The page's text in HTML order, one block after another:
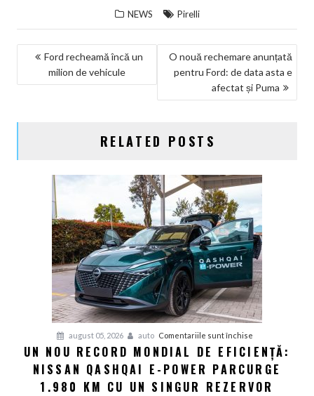
NEWS Pirelli
NAVIGARE
Ford recheamă încă un
milion de vehicule
O nouă rechemare anunțată
pentru Ford: de data asta e
afectat și Puma
RELATED POSTS
august 05, 2026 auto Comentariile sunt închise
Un
nou
record
UN NOU RECORD MONDIAL DE EFICIENȚĂ:
NISSAN QASHQAI E-POWER PARCURGE
1.980 KM CU UN SINGUR REZERVOR